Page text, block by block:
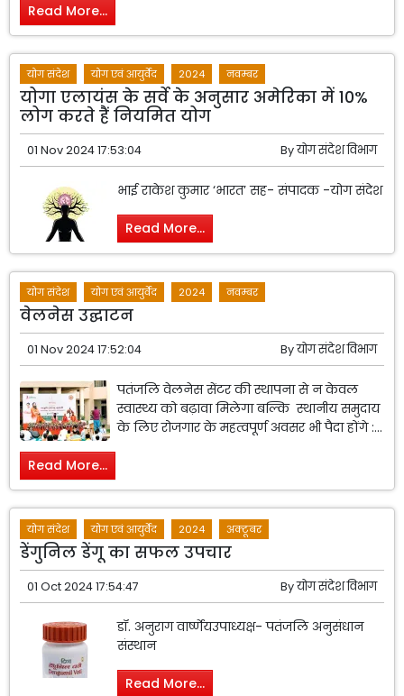
Read More...
योग संदेश योग एवं आयुर्वेद 2024 नवम्बर
योगा एलायंस के सर्वे के अनुसार अमेरिका में 10%
लोग करते हैं नियमित योग
01 Nov 2024 17:53:04 Byयोग संदेश विभाग
भाई राकेश कुमार ‘भारत’ सह- संपादक -योग संदेश
Read More...
योग संदेश योग एवं आयुर्वेद 2024 नवम्बर
वेलनेस उद्घाटन
01 Nov 2024 17:52:04 Byयोग संदेश विभाग
पतंजलि वेलनेस सेंटर की स्थापना से न केवल
स्वास्थ्य को बढ़ावा मिलेगा बल्कि स्थानीय समुदाय
के लिए रोजगार के महत्वपूर्ण अवसर भी पैदा होंगे :...
Read More...
योग संदेश योग एवं आयुर्वेद 2024 अक्टूबर
डेंगुनिल डेंगू का सफल उपचार
01 Oct 2024 17:54:47 Byयोग संदेश विभाग
डॉ. अनुराग वार्ष्णेयउपाध्यक्ष- पतंजलि अनुसंधान
संस्थान
Read More...